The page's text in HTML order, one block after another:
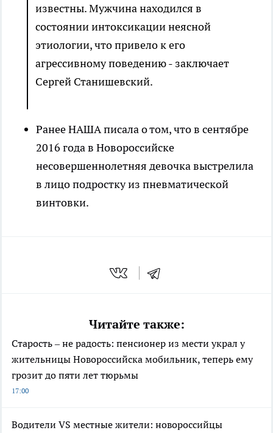
известны. Мужчина находился в
состоянии интоксикации неясной
этиологии, что привело к его
агрессивному поведению - заключает
Сергей Станишевский.
Ранее НАША писала о том, что в сентябре
2016 года в Новороссийске
несовершеннолетняя девочка выстрелила
в лицо подростку из пневматической
винтовки.
Читайте также:
Старость – не радость: пенсионер из мести украл у
жительницы Новороссийска мобильник, теперь ему
грозит до пяти лет тюрьмы
17:00
Водители VS местные жители: новороссийцы